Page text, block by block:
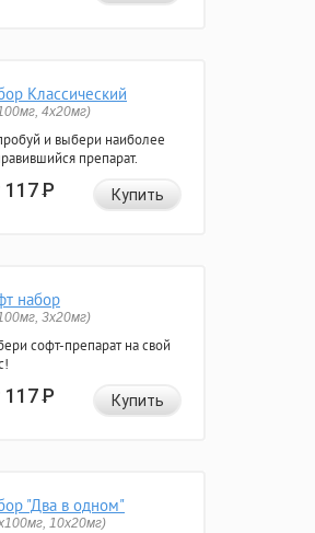
Классический
4x20мг)
и выбери наиболее
препарат.
117Р Купить
набор
3x20мг)
софт-препарат на свой
117Р Купить
"Два в одном"
10x20мг)